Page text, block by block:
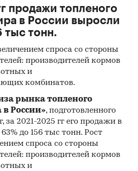
и регионы РФ, страны
/ Производство
полиуретан
продажи топленого
в России выросли
тыс тонн.
спроса со стороны
производителей кормов
и
комбинатов.
рынка топленого
России», подготовленного
за 2021-2025 гг его продажи в
до 156 тыс тонн. Рост
спроса со стороны
производителей кормов
и